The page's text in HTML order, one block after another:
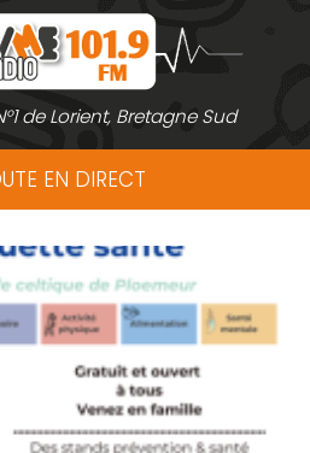
de Lorient, Bretagne Sud
EN DIRECT